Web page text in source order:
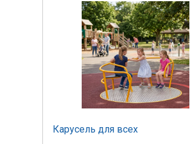
Карусель для всех